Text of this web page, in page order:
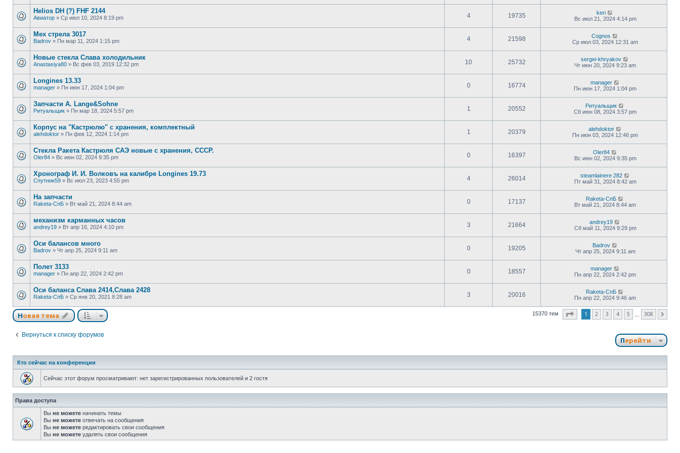
Helios DH (?) FHF 2144
Авиатор » Ср июл 10, 2024 8:19 pm 4 19735
keri
Вс июл 21, 2024 4:14 pm
Мех стрела 3017
Badrov » Пн мар 11, 2024 1:15 pm 4 21598
Cognos
Ср июл 03, 2024 12:31 am
Новые стекла Слава холодильник
Anastasiya80 » Вс фев 03, 2019 12:32 pm 10 25732
sergei-khryakov
Чт июн 20, 2024 9:23 am
Longines 13.33
manager » Пн июн 17, 2024 1:04 pm 0 16774
manager
Пн июн 17, 2024 1:04 pm
Запчасти А. Lange&Sohne
Ритуальщик » Пн мар 18, 2024 5:57 pm 1 20552
Ритуальщик
Сб июн 08, 2024 3:57 pm
Корпус на "Кастрюлю" с хранения, комплектный
alehdoktor » Пн фев 12, 2024 1:14 pm 1 20379
alehdoktor
Пн июн 03, 2024 12:46 pm
Стекла Ракета Кастрюля САЭ новые с хранения, СССР.
Oler84 » Вс июн 02, 2024 9:35 pm 0 16397
Oler84
Вс июн 02, 2024 9:35 pm
Хронограф И. И. Волковъ на калибре Longines 19.73
Спутник59 » Вс июл 23, 2023 4:55 pm 4 26014
steamlainere 282
Пт май 31, 2024 8:42 am
На запчасти
Raketa-СпБ » Вт май 21, 2024 8:44 am 0 17137
Raketa-СпБ
Вт май 21, 2024 8:44 am
механизм карманных часов
andrey19 » Вт апр 16, 2024 4:10 pm 3 21664
andrey19
Сб май 11, 2024 9:29 pm
Оси балансов много
Badrov » Чт апр 25, 2024 9:11 am 0 19205
Badrov
Чт апр 25, 2024 9:11 am
Полет 3133
manager » Пн апр 22, 2024 2:42 pm 0 18557
manager
Пн апр 22, 2024 2:42 pm
Оси баланса Слава 2414,Слава 2428
Raketa-СпБ » Ср янв 20, 2021 8:28 am 3 20016
Raketa-СпБ
Пн апр 22, 2024 9:46 am
Новая тема 15370 тем Страница из308
1 2 3 4 5 308
Вернуться к списку форумов
Перейти
Кто сейчас на конференции
Сейчас этот форум просматривают: нет зарегистрированных пользователей и 2 гостя
Права доступа
Вы не можете начинать темы
Вы не можете отвечать на сообщения
Вы не можете редактировать свои сообщения
Вы не можете удалять свои сообщения